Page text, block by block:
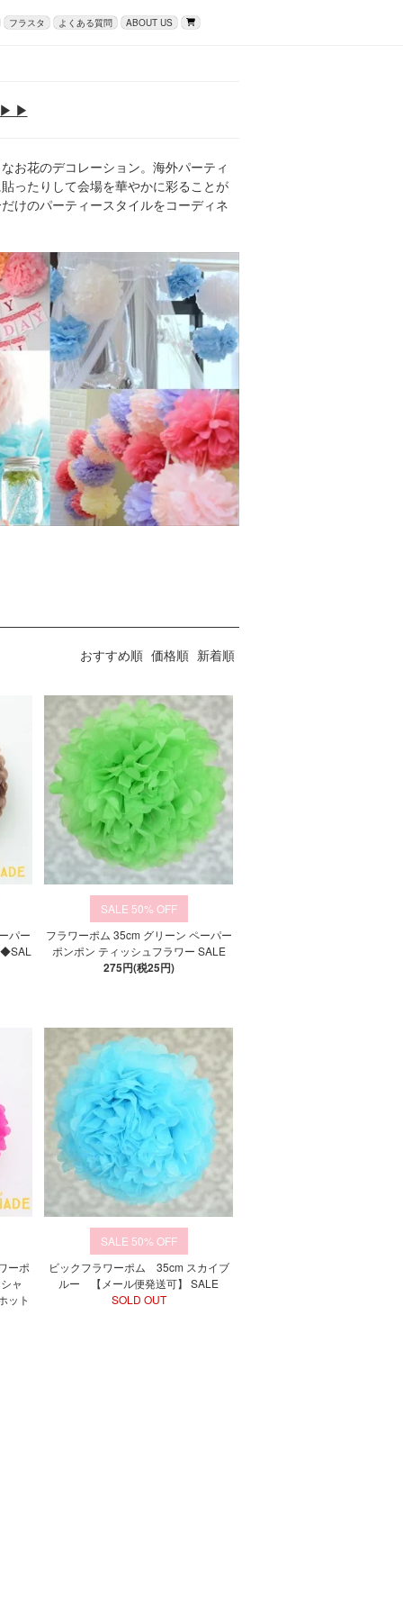
フラスタ よくある質問 ABOUT US
▶ ▶
お花のデコレーション。海外パーティ
ったりして会場を華やかに彩ることが
けのパーティースタイルをコーディネ
おすすめ順 価格順 新着順
パー
50%
フラワーポム 35cm グリーン ペーパー
ポンポン ティッシュフラワー SALE
275円(税25円)
ーポ
ャ
ット
50%
ビックフラワーポム 35cm スカイブ
ルー 【メール便発送可】 SALE
SOLD OUT